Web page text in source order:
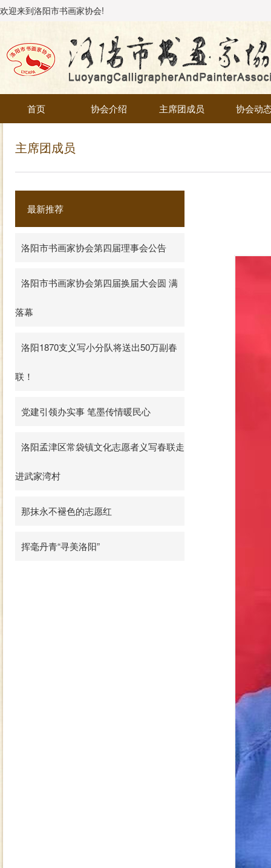
欢迎来到洛阳市书画家协会!
首页 协会介绍 主席团成员 协会动
主席团成员
最新推荐
洛阳市书画家协会第四届理事会公告
洛阳市书画家协会第四届换届大会圆 满
落幕
洛阳1870支义写小分队将送出50万副春
联！
党建引领办实事 笔墨传情暖民心
洛阳孟津区常袋镇文化志愿者义写春联走
进武家湾村
那抹永不褪色的志愿红
挥毫丹青“寻美洛阳”